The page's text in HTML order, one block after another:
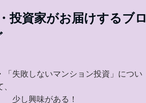
投資家がお届けするブロ
・「失敗しないマンション投資」につい
、
少し興味がある！